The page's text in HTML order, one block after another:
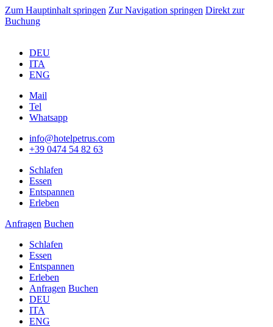
Zum Hauptinhalt springen Zur Navigation springen Direkt zur
Buchung
DEU
ITA
ENG
Mail
Tel
Whatsapp
info@hotelpetrus.com
+39 0474 54 82 63
Schlafen
Essen
Entspannen
Erleben
Anfragen Buchen
Schlafen
Essen
Entspannen
Erleben
Anfragen Buchen
DEU
ITA
ENG